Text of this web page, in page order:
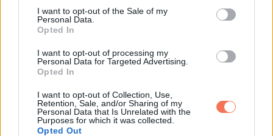
consent section.
I want to opt-out of the Sale of my
Personal Data.
Opted In
I want to opt-out of processing my
Personal Data for Targeted Advertising.
Opted In
I want to opt-out of Collection, Use,
Retention, Sale, and/or Sharing of my
Personal Data that Is Unrelated with the
Purposes for which it was collected.
Opted Out
Mielőtt tetováltatta magát, átlagos kinézetű nő volt.
Instagram-fiókján megosztott képeket az arcáról a